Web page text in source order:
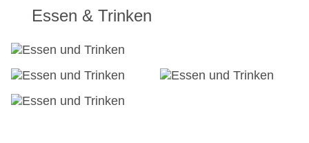
24h Rezeption
Parkplatz
Check-out bis: 11:00:00
Konferenzraum
Garten: ohne Gebühr
Essen & Trinken